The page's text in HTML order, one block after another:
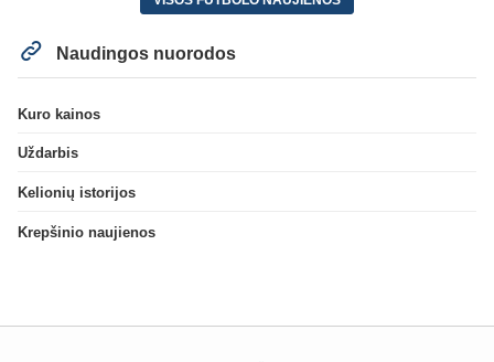
Naudingos nuorodos
Kuro kainos
Uždarbis
Kelionių istorijos
Krepšinio naujienos